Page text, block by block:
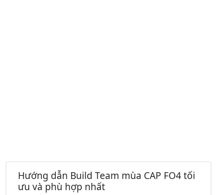
Hướng dẫn Build Team mùa CAP FO4 tối
ưu và phù hợp nhất